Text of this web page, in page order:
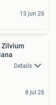
13 jun 26
Zilvium
Details
8 jul 26